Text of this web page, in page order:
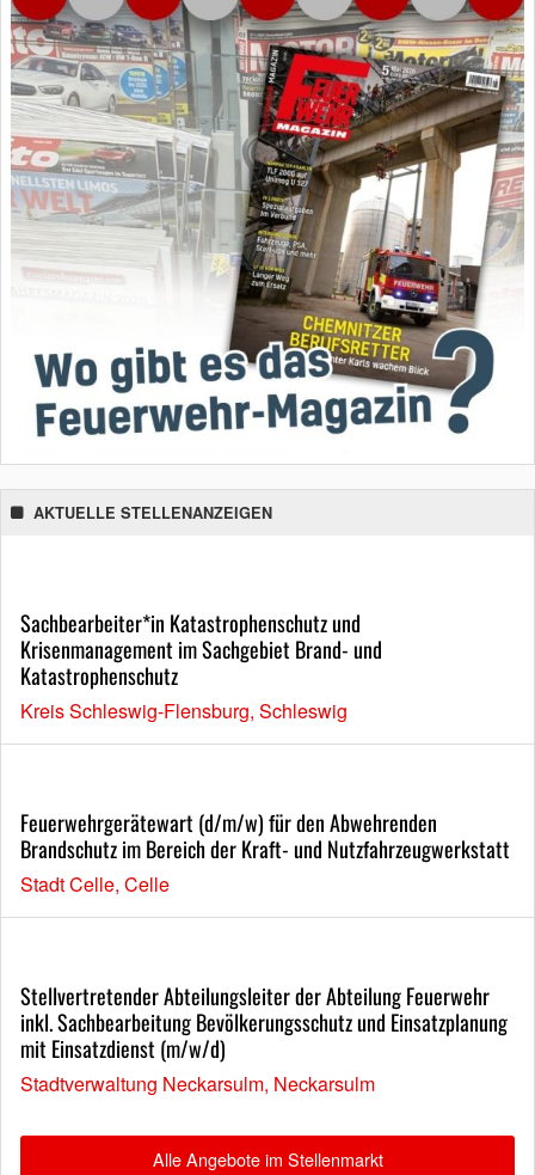
AKTUELLE STELLENANZEIGEN
Sachbearbeiter*in Katastrophenschutz und
Krisenmanagement im Sachgebiet Brand- und
Katastrophenschutz
Kreis Schleswig-Flensburg, Schleswig
Feuerwehrgerätewart (d/m/w) für den Abwehrenden
Brandschutz im Bereich der Kraft- und Nutzfahrzeugwerkstatt
Stadt Celle, Celle
Stellvertretender Abteilungsleiter der Abteilung Feuerwehr
inkl. Sachbearbeitung Bevölkerungsschutz und Einsatzplanung
mit Einsatzdienst (m/w/d)
Stadtverwaltung Neckarsulm, Neckarsulm
Alle Angebote im Stellenmarkt